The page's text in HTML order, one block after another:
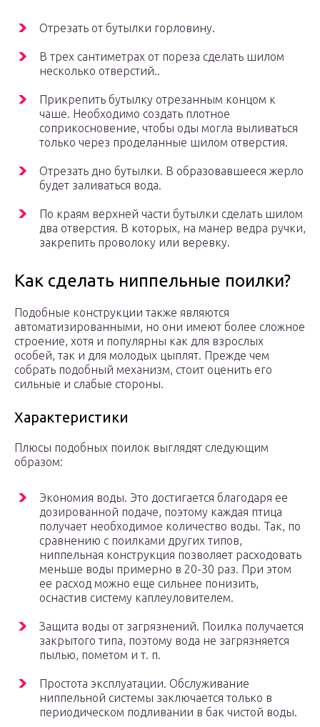
Отрезать от бутылки горловину.
В трех сантиметрах от пореза сделать шилом
несколько отверстий..
Прикрепить бутылку отрезанным концом к
чаше. Необходимо создать плотное
соприкосновение, чтобы оды могла выливаться
только через проделанные шилом отверстия.
Отрезать дно бутылки. В образовавшееся жерло
будет заливаться вода.
По краям верхней части бутылки сделать шилом
два отверстия. В которых, на манер ведра ручки,
закрепить проволоку или веревку.
Как сделать ниппельные поилки?
Подобные конструкции также являются
автоматизированными, но они имеют более сложное
строение, хотя и популярны как для взрослых
особей, так и для молодых цыплят. Прежде чем
собрать подобный механизм, стоит оценить его
сильные и слабые стороны.
Характеристики
Плюсы подобных поилок выглядят следующим
образом:
Экономия воды. Это достигается благодаря ее
дозированной подаче, поэтому каждая птица
получает необходимое количество воды. Так, по
сравнению с поилками других типов,
ниппельная конструкция позволяет расходовать
меньше воды примерно в 20-30 раз. При этом
ее расход можно еще сильнее понизить,
оснастив систему каплеуловителем.
Защита воды от загрязнений. Поилка получается
закрытого типа, поэтому вода не загрязняется
пылью, пометом и т. п.
Простота эксплуатации. Обслуживание
ниппельной системы заключается только в
периодическом подливании в бак чистой воды.